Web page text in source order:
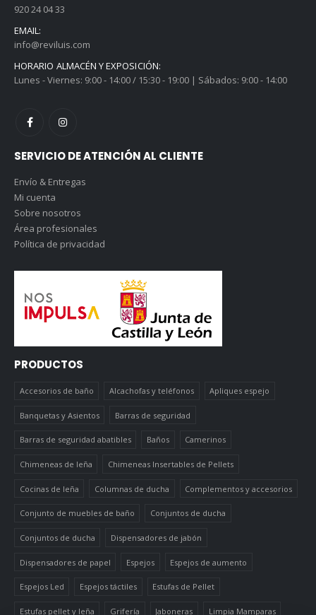
920 24 04 33
EMAIL:
info@reviluis.com
HORARIO ALMACÉN Y EXPOSICIÓN:
Lunes - Viernes: 9:00 - 14:00 / 15:30 - 19:00 | Sábados: 9:00 - 14:00
SERVICIO DE ATENCIÓN AL CLIENTE
Envío & Entregas
Mi cuenta
Sobre nosotros
Área profesionales
Política de privacidad
PRODUCTOS
Accesorios de baño Alcachofas y teléfonos Apliques espejo
Banquetas y Asientos Barras de seguridad
Barras de seguridad abatibles Baños Camerinos
Chimeneas de leña Chimeneas Insertables de Pellets
Cocinas de leña Columnas de ducha Complementos y accesorios
Conjunto de muebles de baño Conjuntos de ducha
Conjuntos de ducha Dispensadores de jabón
Dispensadores de papel Espejos Espejos de aumento
Espejos Led Espejos táctiles Estufas de Pellet
Estufas pellet y leña Grifería Jaboneras Limpia Mamparas